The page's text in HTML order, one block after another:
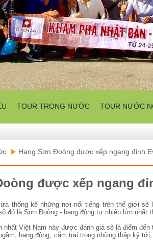
TOUR TRONG NƯỚC TOUR NƯỚC
Hang Sơn Đoòng được xếp ngang đỉnh
được xếp ngang
thống kê những nơi nổi tiếng trên thế giới sẽ
đó là Sơn Đoòng - hang động tự nhiên lớn nhất
nhất Việt Nam này được đánh giá sẽ là điểm
hang động, cắm trại trong những thập kỷ